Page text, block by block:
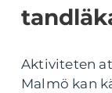
Aktiviteten
Malmö kan